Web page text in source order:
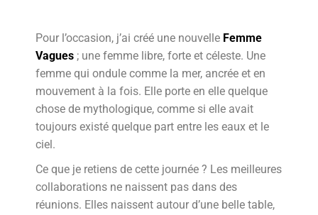
Pour l’occasion, j’ai créé une nouvelle Femme
Vagues ; une femme libre, forte et céleste. Une
femme qui ondule comme la mer, ancrée et en
mouvement à la fois. Elle porte en elle quelque
chose de mythologique, comme si elle avait
toujours existé quelque part entre les eaux et le
ciel.
Ce que je retiens de cette journée ? Les meilleures
collaborations ne naissent pas dans des
réunions. Elles naissent autour d’une belle table,